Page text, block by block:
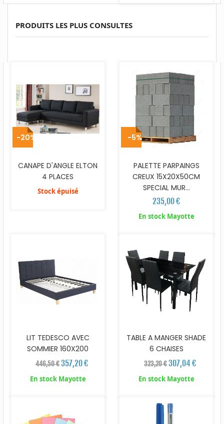
PRODUITS LES PLUS CONSULTES
CANAPE D'ANGLE ELTON
4 PLACES
Stock épuisé
PALETTE PARPAINGS
CREUX 15X20X50CM
SPECIAL MUR...
235,00 €
En stock Mayotte
-20%
LIT TEDESCO AVEC
SOMMIER 160X200
446,50 € 357,20 €
En stock Mayotte
-5%
TABLE A MANGER SHADE
6 CHAISES
323,20 €307,04 €
En stock Mayotte